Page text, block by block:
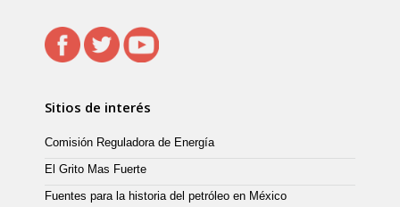
Sitios de interés
Comisión Reguladora de Energía
El Grito Mas Fuerte
Fuentes para la historia del petróleo en México